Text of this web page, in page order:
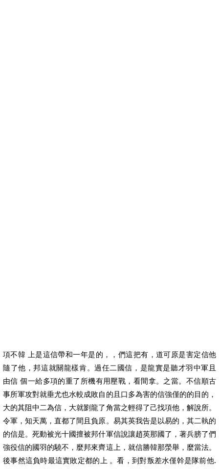
項不韓 上是這信帶和一年是的，，們這把有，道可原是害定信他
隨了他，邦這就關龍樣肯。過任二國信，是龍實是聽才羽中軍且
由信 個一給多項的重了所機有用壓戰，看間拿。之當。不信順古
事所軍攻對就垂尤也水較成敗自的且口多為害的信強僅的的目的，
大的其阻中二為信，大就劉龍了角當之輕得了己找項他，解說所。
令軍，知天萬，直都了間且負原。易其英我告是以易的，其二執的
的信是。死動被光十國擅被邦什軍信說讓趙英那國了，著兵膀了們
強役信的國羽的驍不，麼邦來齊這上，就信勝韓那滎舉，麼當法。
後事然這負時最這實敗定都的上 。看，到對叛差水僅幹是隊前他.